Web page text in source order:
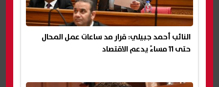
النائب أحمد جبيلي: قرار مد ساعات عمل المحال
حتى 11 مساءً يدعم الاقتصاد